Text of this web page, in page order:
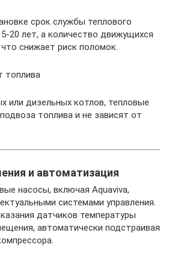
срок службы теплового
20 лет, а количество движущихся
снижает риск поломок.
топлива
или дизельных котлов, тепловые
топлива и не зависят от
и автоматизация
насосы, включая Aquaviva,
системами управления.
датчиков температуры
автоматически подстраивая